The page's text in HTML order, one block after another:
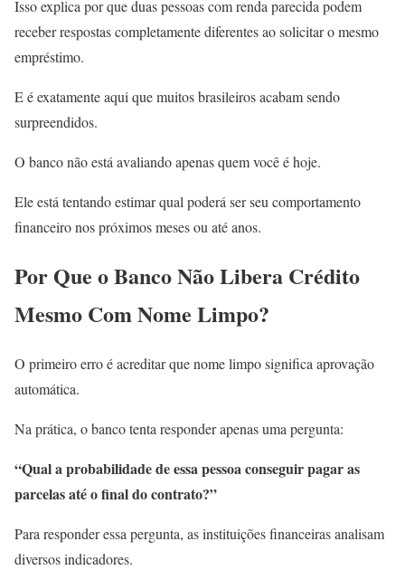
Isso explica por que duas pessoas com renda parecida podem
receber respostas completamente diferentes ao solicitar o mesmo
empréstimo.
E é exatamente aqui que muitos brasileiros acabam sendo
surpreendidos.
O banco não está avaliando apenas quem você é hoje.
Ele está tentando estimar qual poderá ser seu comportamento
financeiro nos próximos meses ou até anos.
Por Que o Banco Não Libera Crédito
Mesmo Com Nome Limpo?
O primeiro erro é acreditar que nome limpo significa aprovação
automática.
Na prática, o banco tenta responder apenas uma pergunta:
“Qual a probabilidade de essa pessoa conseguir pagar as
parcelas até o final do contrato?”
Para responder essa pergunta, as instituições financeiras analisam
diversos indicadores.